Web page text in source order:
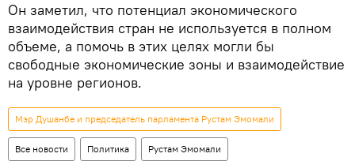
Он заметил, что потенциал экономического
взаимодействия стран не используется в полном
объеме, а помочь в этих целях могли бы
свободные экономические зоны и взаимодействие
на уровне регионов.
Мэр Душанбе и председатель парламента Рустам Эмомали
Все новости Политика Рустам Эмомали